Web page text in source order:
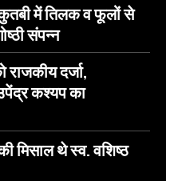
कुतबी में तिलक व फूलों से
संपन्न
राजकीय दर्जा,
कश्यप का
मिसाल थे स्व. वशिष्ठ